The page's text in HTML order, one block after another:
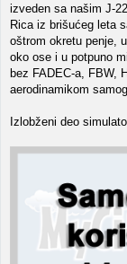
izveden sa našim J-
Rica iz brišućeg leta
oštrom okretu penje,
oko ose i u potpuno
bez FADEC-a, FBW,
aerodinamikom
Izlobženi deo